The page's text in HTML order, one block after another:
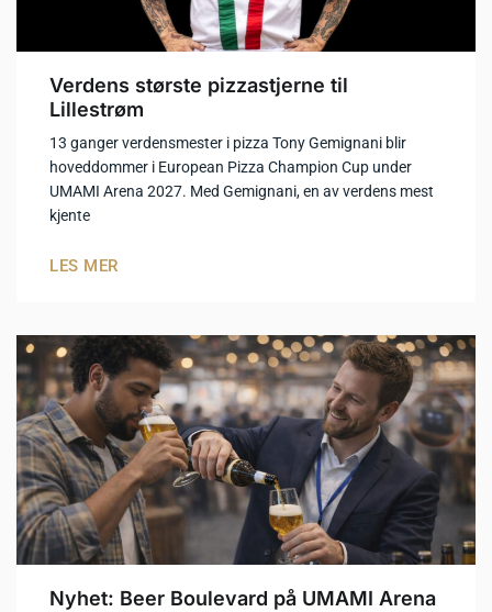
Verdens største pizzastjerne til
Lillestrøm
13 ganger verdensmester i pizza Tony Gemignani blir
hoveddommer i European Pizza Champion Cup under
UMAMI Arena 2027. Med Gemignani, en av verdens mest
kjente
LES MER
Nyhet: Beer Boulevard på UMAMI Arena